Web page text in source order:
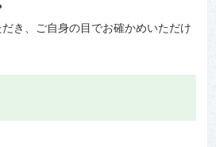
き、ご自身の目でお確かめいただけ